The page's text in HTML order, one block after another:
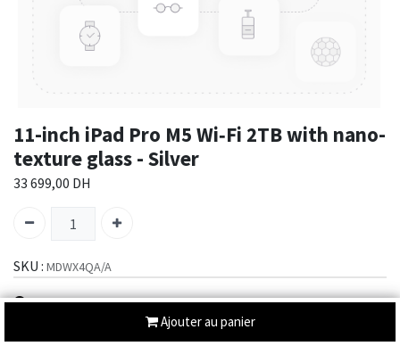
Ajouter au panier
11-inch iPad Pro M5 Wi‑Fi 2TB with nano-
texture glass - Silver
33 699,00 DH
SKU : MDWX4QA/A
Envoi : 2-3 jours